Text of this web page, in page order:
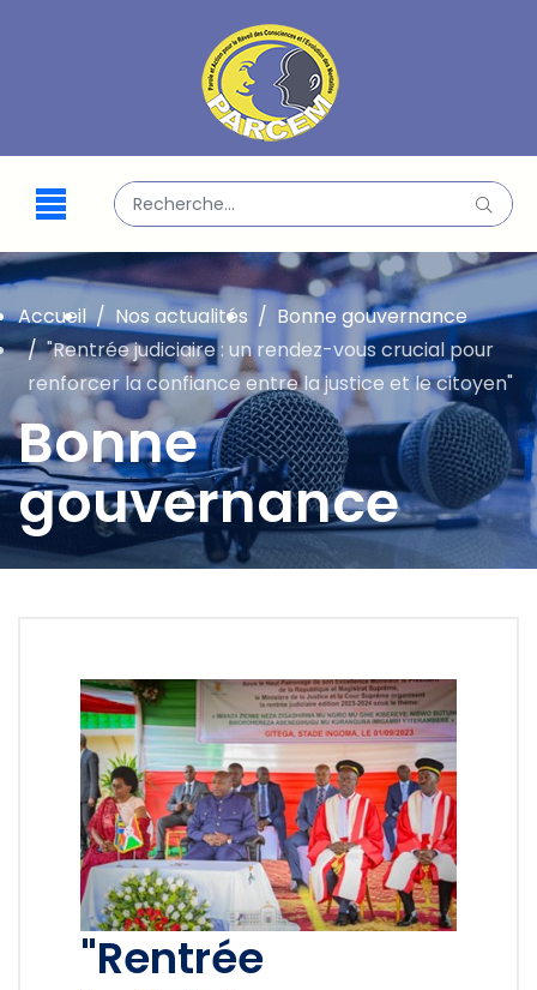
Valider
Bonne
gouvernance
Accueil Nos actualités
Bonne gouvernance
"Rentrée judiciaire : un rendez-vous crucial pour
renforcer la confiance entre la justice et le citoyen"
"Rentrée